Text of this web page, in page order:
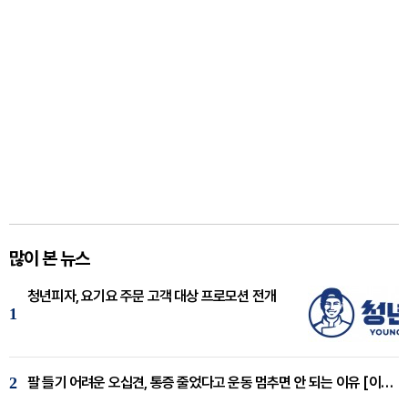
많이 본 뉴스
1
청년피자, 요기요 주문 고객 대상 프로모션 전개
2 팔 들기 어려운 오십견, 통증 줄었다고 운동 멈추면 안 되는 이유 [이병욱 원장 칼럼]